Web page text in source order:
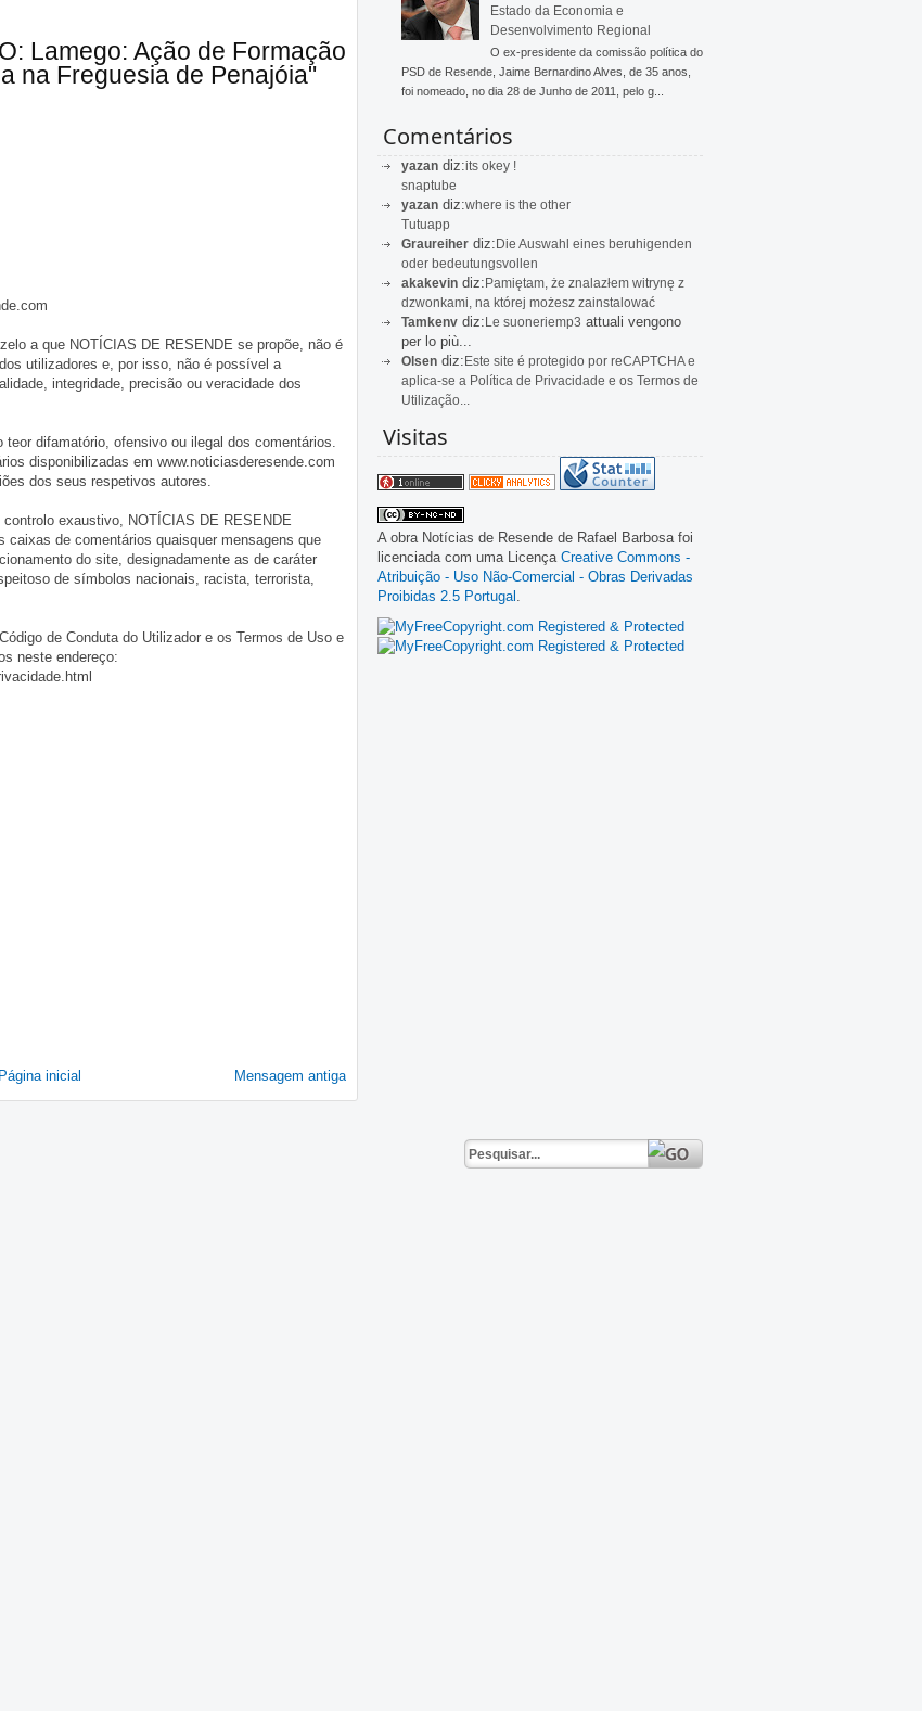
Lamego: Ação de Formação
na Freguesia de Penajóia"
a que NOTÍCIAS DE RESENDE se propõe, não é
utilizadores e, por isso, não é possível a
integridade, precisão ou veracidade dos
difamatório, ofensivo ou ilegal dos comentários.
disponibilizadas em www.noticiasderesende.com
dos seus respetivos autores.
exaustivo, NOTÍCIAS DE RESENDE
caixas de comentários quaisquer mensagens que
do site, designadamente as de caráter
de símbolos nacionais, racista, terrorista,
de Conduta do Utilizador e os Termos de Uso e
neste endereço:
Mensagem antiga
Página inicial
Estado da Economia e
Desenvolvimento Regional
O ex-presidente da comissão política do
PSD de Resende, Jaime Bernardino Alves, de 35 anos,
foi nomeado, no dia 28 de Junho de 2011, pelo g...
Comentários
yazan diz:its okey !
snaptube
yazan diz:where is the other
Tutuapp
Graureiher diz:Die Auswahl eines beruhigenden
oder bedeutungsvollen
akakevin diz:Pamiętam, że znalazłem witrynę z
dzwonkami, na której możesz zainstalować
Tamkenv diz:Le suoneriemp3 attuali vengono
per lo più...
Olsen diz:Este site é protegido por reCAPTCHA e
aplica-se a Política de Privacidade e os Termos de
Utilização...
Visitas
A obra Notícias de Resende de Rafael Barbosa foi
licenciada com uma Licença Creative Commons -
Atribuição - Uso Não-Comercial - Obras Derivadas
Proibidas 2.5 Portugal